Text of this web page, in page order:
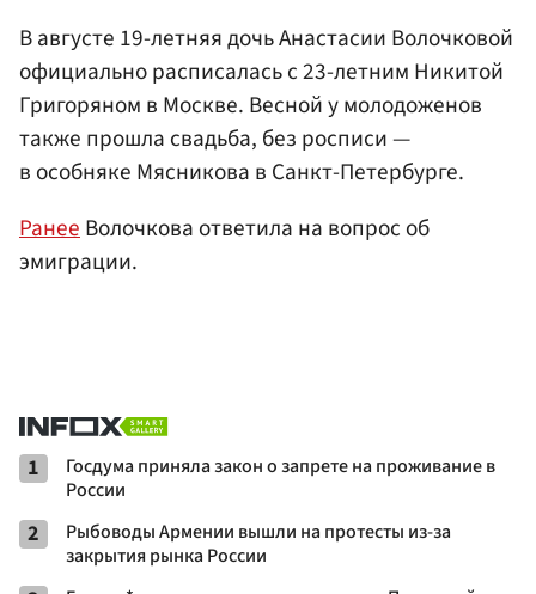
В августе 19-летняя дочь Анастасии Волочковой
официально расписалась с 23-летним Никитой
Григоряном в Москве. Весной у молодоженов
также прошла свадьба, без росписи —
в особняке Мясникова в Санкт-Петербурге.
РанееВолочкова ответила на вопрос об
эмиграции.
1
Госдума приняла закон о запрете на проживание в
России
2
Рыбоводы Армении вышли на протесты из-за
закрытия рынка России